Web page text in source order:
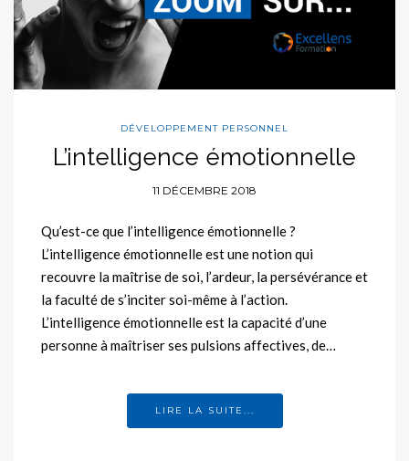
DÉVELOPPEMENT PERSONNEL
L’intelligence émotionnelle
11 DÉCEMBRE 2018
Qu’est-ce que l’intelligence émotionnelle ?
L’intelligence émotionnelle est une notion qui
recouvre la maîtrise de soi, l’ardeur, la persévérance et
la faculté de s’inciter soi-même à l’action.
L’intelligence émotionnelle est la capacité d’une
personne à maîtriser ses pulsions affectives, de…
LIRE LA SUITE...